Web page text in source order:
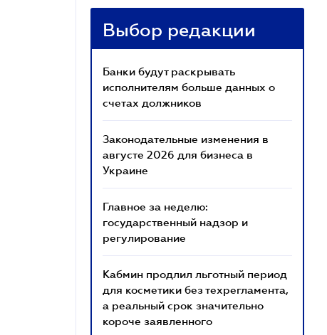
Выбор редакции
Банки будут раскрывать
исполнителям больше данных о
счетах должников
Законодательные изменения в
августе 2026 для бизнеса в
Украине
Главное за неделю:
государственный надзор и
регулирование
Кабмин продлил льготный период
для косметики без техрегламента,
а реальный срок значительно
короче заявленного